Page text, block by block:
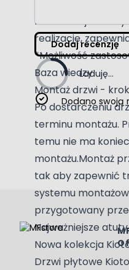
konkretnej
realizację,
*Możliwość
Baza wiedzy
Montaż drzwi -
Po dostarczeniu
terminu montażu.
temu nie ma
montażu.Montaż
tak aby zapewnić
systemu
przygotowany
Najważniejsze atuty
Nowa kolekcja
Drzwi płytowe
Dodaj recenzję
Ładuję...
Dodano swoją